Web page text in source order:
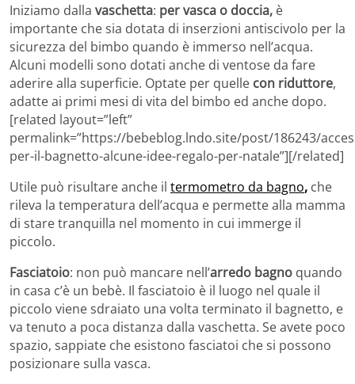
Iniziamo dalla vaschetta: per vasca o doccia, è
importante che sia dotata di inserzioni antiscivolo per la
sicurezza del bimbo quando è immerso nell’acqua.
Alcuni modelli sono dotati anche di ventose da fare
aderire alla superficie. Optate per quelle con riduttore,
adatte ai primi mesi di vita del bimbo ed anche dopo.
[related layout=”left”
permalink=”https://bebeblog.lndo.site/post/186243/
per-il-bagnetto-alcune-idee-regalo-per-natale”][/related]
Utile può risultare anche il termometro da bagno, che
rileva la temperatura dell’acqua e permette alla mamma
di stare tranquilla nel momento in cui immerge il
piccolo.
Fasciatoio: non può mancare nell’arredo bagno quando
in casa c’è un bebè. Il fasciatoio è il luogo nel quale il
piccolo viene sdraiato una volta terminato il bagnetto, e
va tenuto a poca distanza dalla vaschetta. Se avete poco
spazio, sappiate che esistono fasciatoi che si possono
posizionare sulla vasca.